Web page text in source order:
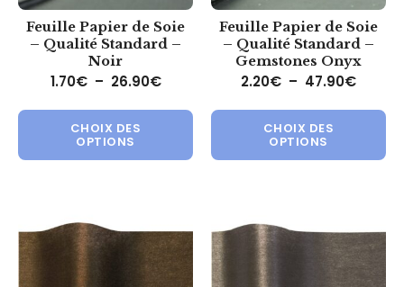
Feuille Papier de Soie
– Qualité Standard –
Noir
1.70€ – 26.90€Plage de prix : 1.70€ à 26.90€
CHOIX DES
OPTIONS
Ce produit a plusieurs
Feuille Papier de Soie
– Qualité Standard –
Gemstones Onyx
2.20€ – 47.90€Plage
CHOIX DES
OPTIONS